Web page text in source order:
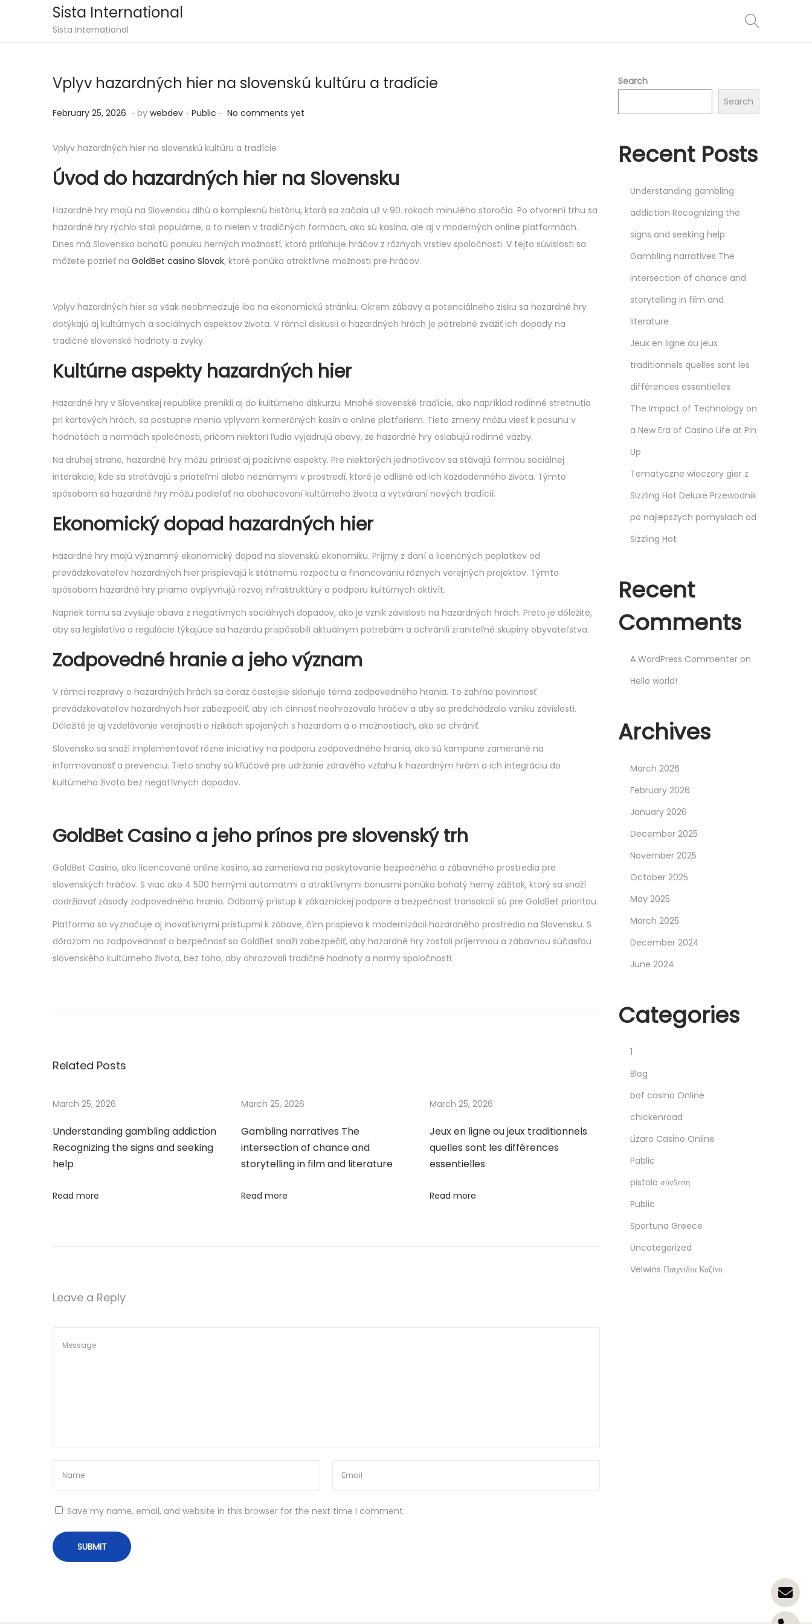
Sista International
Sista International
Vplyv hazardných hier na slovenskú kultúru a tradície
Posted on
February 25, 2026 F
b
r
y
2
5
2
. by webdev . Posted in
Public . No comments yet
Vplyv hazardných hier na slovenskú kultúru a tradície
Úvod do hazardných hier na Slovensku
Hazardné hry majú na Slovensku dlhú a komplexnú históriu, ktorá sa začala už v 90. rokoch minulého storočia. Po otvorení trhu sa
hazardné hry rýchlo stali populárne, a to nielen v tradičných formách, ako sú kasína, ale aj v moderných online platformách.
Dnes má Slovensko bohatú ponuku herných možností, ktorá priťahuje hráčov z rôznych vrstiev spoločnosti. V tejto súvislosti sa
môžete pozrieť na GoldBet casino Slovak, ktoré ponúka atraktívne možnosti pre hráčov.
Vplyv hazardných hier sa však neobmedzuje iba na ekonomickú stránku. Okrem zábavy a potenciálneho zisku sa hazardné hry
dotýkajú aj kultúrnych a sociálnych aspektov života. V rámci diskusií o hazardných hrách je potrebné zvážiť ich dopady na
tradičné slovenské hodnoty a zvyky.
Kultúrne aspekty hazardných hier
Hazardné hry v Slovenskej republike prenikli aj do kultúrneho diskurzu. Mnohé slovenské tradície, ako napríklad rodinné stretnutia
pri kartových hrách, sa postupne menia vplyvom komerčných kasín a online platforiem. Tieto zmeny môžu viesť k posunu v
hodnotách a normách spoločnosti, pričom niektorí ľudia vyjadrujú obavy, že hazardné hry oslabujú rodinné väzby.
Na druhej strane, hazardné hry môžu priniesť aj pozitívne aspekty. Pre niektorých jednotlivcov sa stávajú formou sociálnej
interakcie, kde sa stretávajú s priateľmi alebo neznámymi v prostredí, ktoré je odlišné od ich každodenného života. Týmto
spôsobom sa hazardné hry môžu podieľať na obohacovaní kultúrneho života a vytváraní nových tradícií.
Ekonomický dopad hazardných hier
Hazardné hry majú významný ekonomický dopad na slovenskú ekonomiku. Príjmy z daní a licenčných poplatkov od
prevádzkovateľov hazardných hier prispievajú k štátnemu rozpočtu a financovaniu rôznych verejných projektov. Týmto
spôsobom hazardné hry priamo ovplyvňujú rozvoj infraštruktúry a podporu kultúrnych aktivít.
Napriek tomu sa zvyšuje obava z negatívnych sociálnych dopadov, ako je vznik závislosti na hazardných hrách. Preto je dôležité,
aby sa legislatíva a regulácie týkajúce sa hazardu prispôsobili aktuálnym potrebám a ochránili zraniteľné skupiny obyvateľstva.
Zodpovedné hranie a jeho význam
V rámci rozpravy o hazardných hrách sa čoraz častejšie skloňuje téma zodpovedného hrania. To zahŕňa povinnosť
prevádzkovateľov hazardných hier zabezpečiť, aby ich činnosť neohrozovala hráčov a aby sa predchádzalo vzniku závislosti.
Dôležité je aj vzdelávanie verejnosti o rizikách spojených s hazardom a o možnostiach, ako sa chrániť.
Slovensko sa snaží implementovať rôzne iniciatívy na podporu zodpovedného hrania, ako sú kampane zamerané na
informovanosť a prevenciu. Tieto snahy sú kľúčové pre udržanie zdravého vzťahu k hazardným hrám a ich integráciu do
kultúrneho života bez negatívnych dopadov.
GoldBet Casino a jeho prínos pre slovenský trh
GoldBet Casino, ako licencované online kasíno, sa zameriava na poskytovanie bezpečného a zábavného prostredia pre
slovenských hráčov. S viac ako 4 500 hernými automatmi a atraktívnymi bonusmi ponúka bohatý herný zážitok, ktorý sa snaží
dodržiavať zásady zodpovedného hrania. Odborný prístup k zákazníckej podpore a bezpečnosť transakcií sú pre GoldBet prioritou.
Platforma sa vyznačuje aj inovatívnymi prístupmi k zábave, čím prispieva k modernizácii hazardného prostredia na Slovensku. S
dôrazom na zodpovednosť a bezpečnosť sa GoldBet snaží zabezpečiť, aby hazardné hry zostali príjemnou a zábavnou súčasťou
slovenského kultúrneho života, bez toho, aby ohrozovali tradičné hodnoty a normy spoločnosti.
v
r
h
e
s
c
e
f
l
c
Related Posts
March 25, 2026
Understanding gambling addiction
Recognizing the signs and seeking
help
Read more
March 25, 2026
Gambling narratives The
intersection of chance and
storytelling in film and literature
Read more
March 25, 2026
Jeux en ligne ou jeux traditionnels
quelles sont les différences
essentielles
Read more
Leave a Reply
Save my name, email, and website in this browser for the next time I comment.
Search
Search
Recent Posts
Understanding gambling
addiction Recognizing the
signs and seeking help
Gambling narratives The
intersection of chance and
storytelling in film and
literature
Jeux en ligne ou jeux
traditionnels quelles sont les
différences essentielles
The Impact of Technology on
a New Era of Casino Life at Pin
Up
Tematyczne wieczory gier z
Sizzling Hot Deluxe Przewodnik
po najlepszych pomysłach od
Sizzling Hot
Recent
Comments
A WordPress Commenter on
Hello world!
Archives
March 2026
February 2026
January 2026
December 2025
November 2025
October 2025
May 2025
March 2025
December 2024
June 2024
Categories
1
Blog
bof casino Online
chickenroad
Lizaro Casino Online
Pablic
pistolo σύνδεση
Public
Sportuna Greece
Uncategorized
Velwins Παιχνίδια Καζίνο